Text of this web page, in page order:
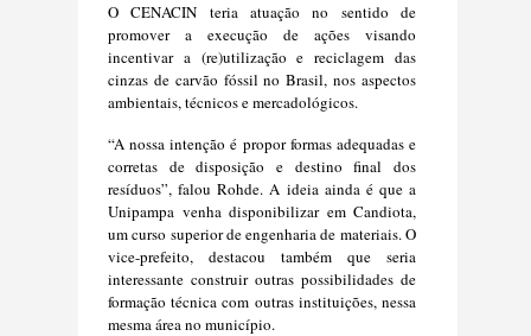
O CENACIN teria atuação no sentido de
promover a execução de ações visando
incentivar a (re)utilização e reciclagem das
cinzas de carvão fóssil no Brasil, nos aspectos
ambientais, técnicos e mercadológicos.
“A nossa intenção é propor formas adequadas e
corretas de disposição e destino final dos
resíduos”, falou Rohde. A ideia ainda é que a
Unipampa venha disponibilizar em Candiota,
um curso superior de engenharia de materiais. O
vice-prefeito, destacou também que seria
interessante construir outras possibilidades de
formação técnica com outras instituições, nessa
mesma área no município.